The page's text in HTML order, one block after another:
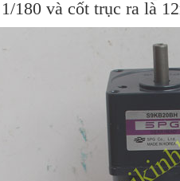
180 và cốt trục ra là